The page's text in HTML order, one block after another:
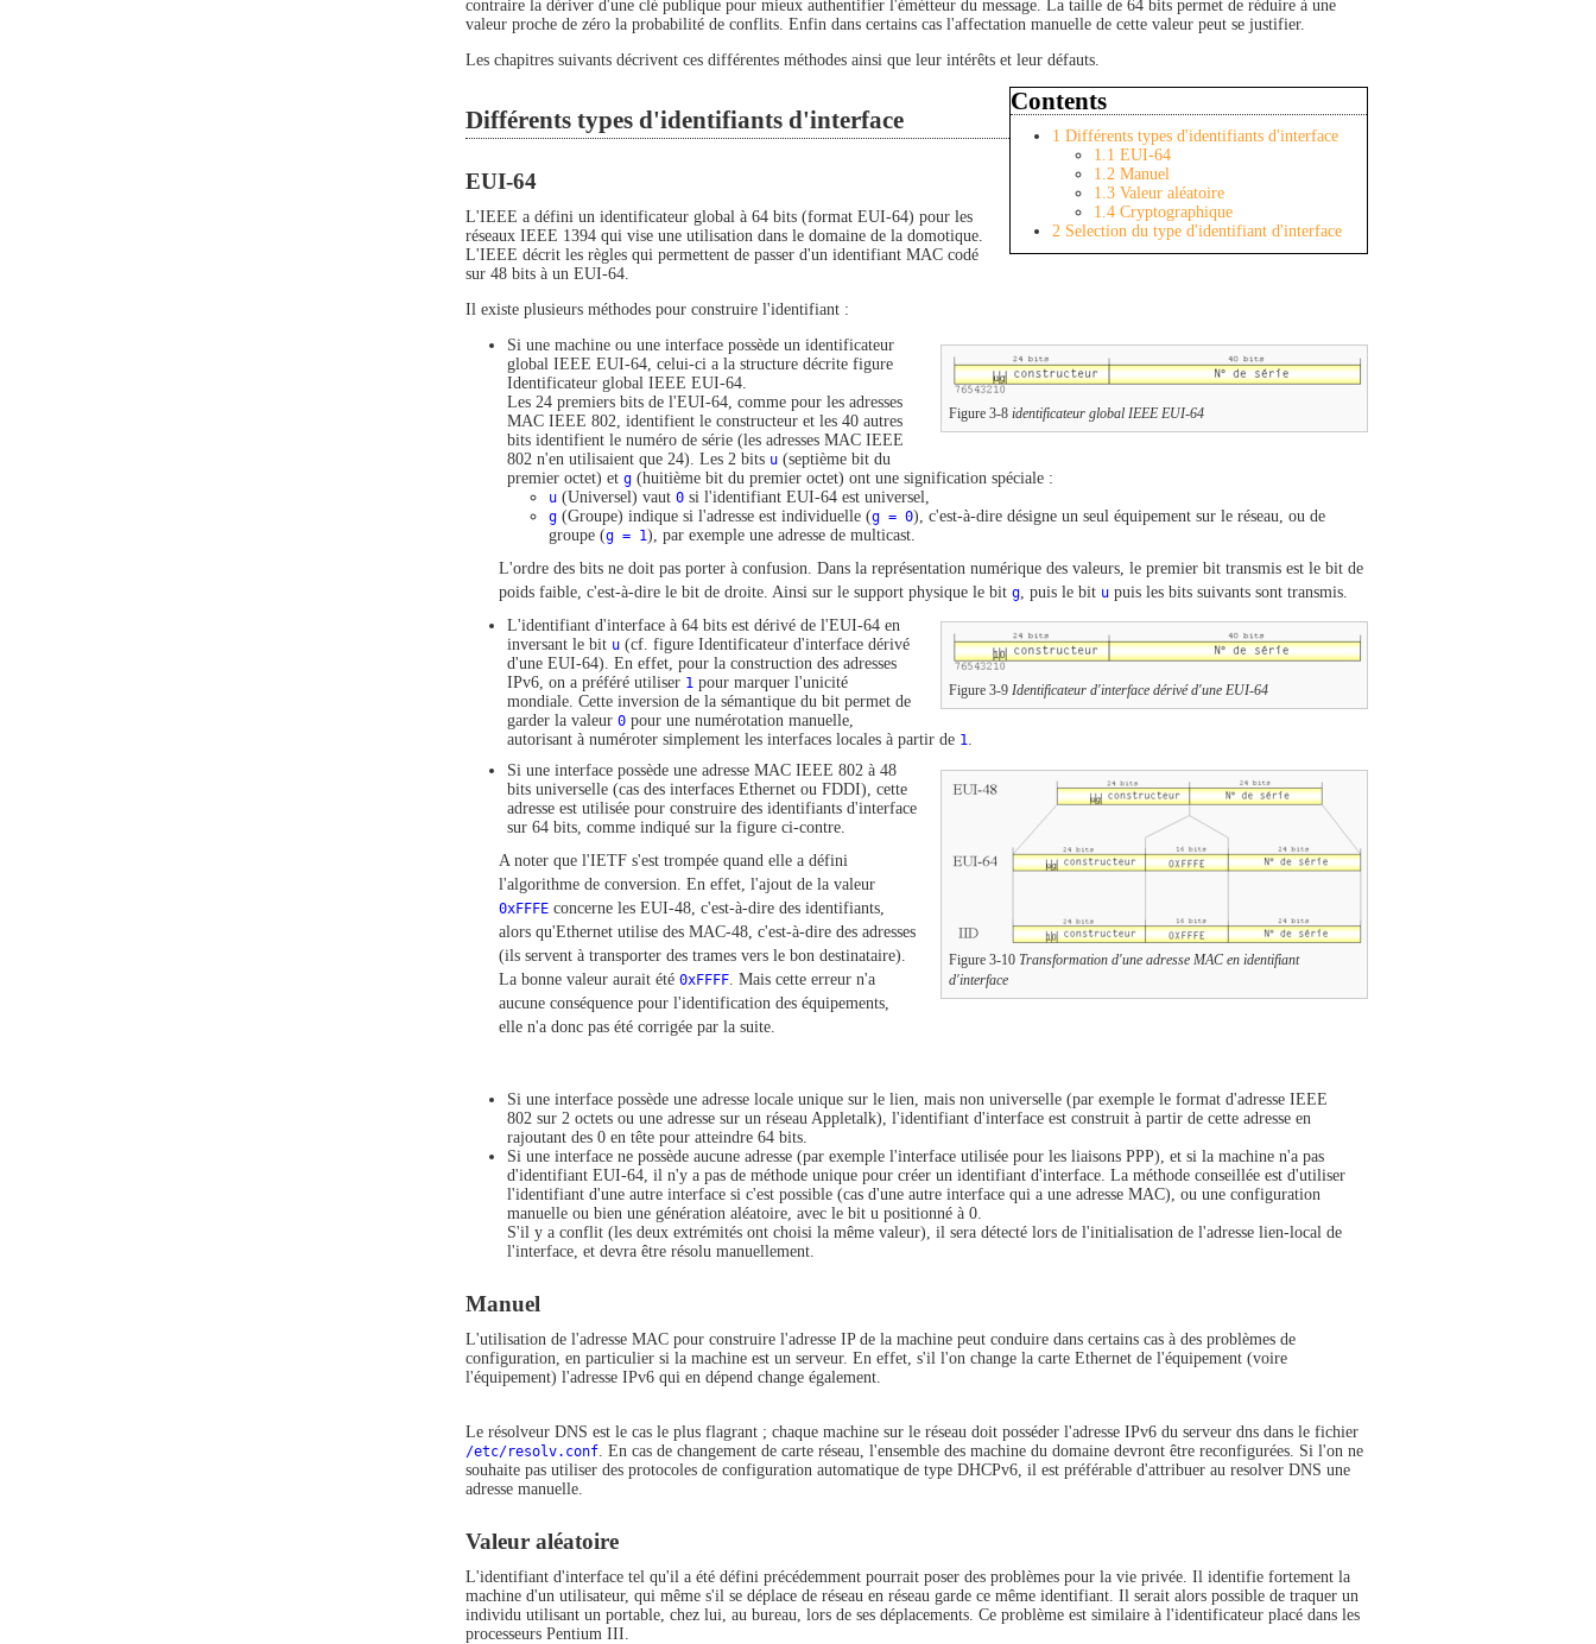
contraire la dériver d'une clé publique pour mieux authentifier l'émétteur du message. La taille de 64 bits permet de réduire à une
valeur proche de zéro la probabilité de conflits. Enfin dans certains cas l'affectation manuelle de cette valeur peut se justifier.
Les chapitres suivants décrivent ces différentes méthodes ainsi que leur intérêts et leur défauts.
Contents
1 Différents types d'identifiants d'interface
1.1 EUI-64
1.2 Manuel
1.3 Valeur aléatoire
1.4 Cryptographique
2 Selection du type d'identifiant d'interface
Différents types d'identifiants d'interface
EUI-64
L'IEEE a défini un identificateur global à 64 bits (format EUI-64) pour les
réseaux IEEE 1394 qui vise une utilisation dans le domaine de la domotique.
L'IEEE décrit les règles qui permettent de passer d'un identifiant MAC codé
sur 48 bits à un EUI-64.
Il existe plusieurs méthodes pour construire l'identifiant :
Figure 3-8 identificateur global IEEE EUI-64
Si une machine ou une interface possède un identificateur
global IEEE EUI-64, celui-ci a la structure décrite figure
Identificateur global IEEE EUI-64.
Les 24 premiers bits de l'EUI-64, comme pour les adresses
MAC IEEE 802, identifient le constructeur et les 40 autres
bits identifient le numéro de série (les adresses MAC IEEE
802 n'en utilisaient que 24). Les 2 bits u (septième bit du
premier octet) et g (huitième bit du premier octet) ont une signification spéciale :
u (Universel) vaut 0 si l'identifiant EUI-64 est universel,
g (Groupe) indique si l'adresse est individuelle (g = 0), c'est-à-dire désigne un seul équipement sur le réseau, ou de
groupe (g = 1), par exemple une adresse de multicast.
L'ordre des bits ne doit pas porter à confusion. Dans la représentation numérique des valeurs, le premier bit transmis est le bit de
poids faible, c'est-à-dire le bit de droite. Ainsi sur le support physique le bit g, puis le bit upuis les bits suivants sont transmis.
Figure 3-9 Identificateur d'interface dérivé d'une EUI-64
L'identifiant d'interface à 64 bits est dérivé de l'EUI-64 en
inversant le bit u (cf. figure Identificateur d'interface dérivé
d'une EUI-64). En effet, pour la construction des adresses
IPv6, on a préféré utiliser 1 pour marquer l'unicité
mondiale. Cette inversion de la sémantique du bit permet de
garder la valeur 0 pour une numérotation manuelle,
autorisant à numéroter simplement les interfaces locales à partir de 1
Figure 3-10 Transformation d'une adresse MAC en identifiant
d'interface
Si une interface possède une adresse MAC IEEE 802 à 48
bits universelle (cas des interfaces Ethernet ou FDDI), cette
adresse est utilisée pour construire des identifiants d'interface
sur 64 bits, comme indiqué sur la figure ci-contre.
A noter que l'IETF s'est trompée quand elle a défini
l'algorithme de conversion. En effet, l'ajout de la valeur
0xFFFEconcerne les EUI-48, c'est-à-dire des identifiants,
alors qu'Ethernet utilise des MAC-48, c'est-à-dire des adresses
(ils servent à transporter des trames vers le bon destinataire).
La bonne valeur aurait été 0xFFFF. Mais cette erreur n'a
aucune conséquence pour l'identification des équipements,
elle n'a donc pas été corrigée par la suite.
Si une interface possède une adresse locale unique sur le lien, mais non universelle (par exemple le format d'adresse IEEE
802 sur 2 octets ou une adresse sur un réseau Appletalk), l'identifiant d'interface est construit à partir de cette adresse en
rajoutant des 0 en tête pour atteindre 64 bits.
Si une interface ne possède aucune adresse (par exemple l'interface utilisée pour les liaisons PPP), et si la machine n'a pas
d'identifiant EUI-64, il n'y a pas de méthode unique pour créer un identifiant d'interface. La méthode conseillée est d'utiliser
l'identifiant d'une autre interface si c'est possible (cas d'une autre interface qui a une adresse MAC), ou une configuration
manuelle ou bien une génération aléatoire, avec le bit u positionné à 0.
S'il y a conflit (les deux extrémités ont choisi la même valeur), il sera détecté lors de l'initialisation de l'adresse lien-local de
l'interface, et devra être résolu manuellement.
Manuel
L'utilisation de l'adresse MAC pour construire l'adresse IP de la machine peut conduire dans certains cas à des problèmes de
configuration, en particulier si la machine est un serveur. En effet, s'il l'on change la carte Ethernet de l'équipement (voire
l'équipement) l'adresse IPv6 qui en dépend change également.
Le résolveur DNS est le cas le plus flagrant ; chaque machine sur le réseau doit posséder l'adresse IPv6 du serveur dns dans le fichier
/etc/resolv.conf . En cas de changement de carte réseau, l'ensemble des machine du domaine devront être reconfigurées. Si l'on ne
souhaite pas utiliser des protocoles de configuration automatique de type DHCPv6, il est préférable d'attribuer au resolver DNS une
adresse manuelle.
Valeur aléatoire
L'identifiant d'interface tel qu'il a été défini précédemment pourrait poser des problèmes pour la vie privée. Il identifie fortement la
machine d'un utilisateur, qui même s'il se déplace de réseau en réseau garde ce même identifiant. Il serait alors possible de traquer un
individu utilisant un portable, chez lui, au bureau, lors de ses déplacements. Ce problème est similaire à l'identificateur placé dans les
processeurs Pentium III.